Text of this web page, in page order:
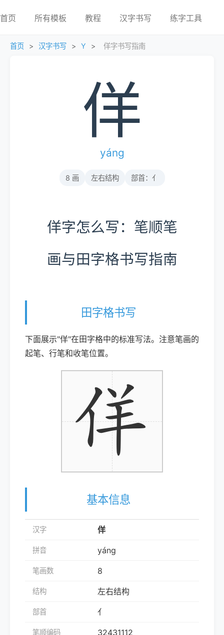
首页 所有模板 教程 汉字书写 练字工具
首页 > 汉字书写 > Y > 佯字书写指南
佯
yáng
8 画 左右结构 部首：亻
佯字怎么写：笔顺笔
画与田字格书写指南
田字格书写
下面展示"佯"在田字格中的标准写法。注意笔画的
起笔、行笔和收笔位置。
基本信息
汉字 佯
拼音 yáng
笔画数 8
结构 左右结构
部首 亻
笔顺编码 32431112